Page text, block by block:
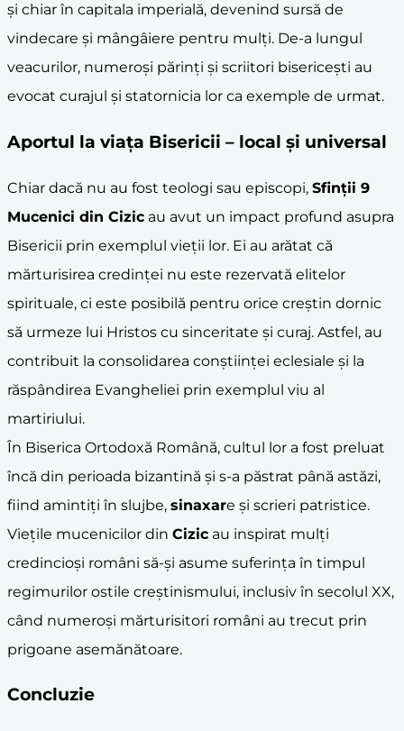
și chiar în capitala imperială, devenind sursă de
vindecare și mângâiere pentru mulți. De-a lungul
veacurilor, numeroși părinți și scriitori bisericești au
evocat curajul și statornicia lor ca exemple de urmat.
Aportul la viața Bisericii – local și universal
Chiar dacă nu au fost teologi sau episcopi, Sfinții 9
Mucenici din Cizic au avut un impact profund asupra
Bisericii prin exemplul vieții lor. Ei au arătat că
mărturisirea credinței nu este rezervată elitelor
spirituale, ci este posibilă pentru orice creștin dornic
să urmeze lui Hristos cu sinceritate și curaj. Astfel, au
contribuit la consolidarea conștiinței eclesiale și la
răspândirea Evangheliei prin exemplul viu al
martiriului.
În Biserica Ortodoxă Română, cultul lor a fost preluat
încă din perioada bizantină și s-a păstrat până astăzi,
fiind amintiți în slujbe, sinaxare și scrieri patristice.
Viețile mucenicilor din Cizic au inspirat mulți
credincioși români să-și asume suferința în timpul
regimurilor ostile creștinismului, inclusiv în secolul XX,
când numeroși mărturisitori români au trecut prin
prigoane asemănătoare.
Concluzie